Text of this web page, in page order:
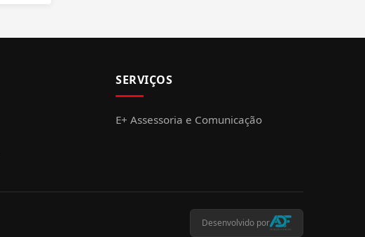
SERVIÇOS
E+ Assessoria e Comunicação
Desenvolvido por